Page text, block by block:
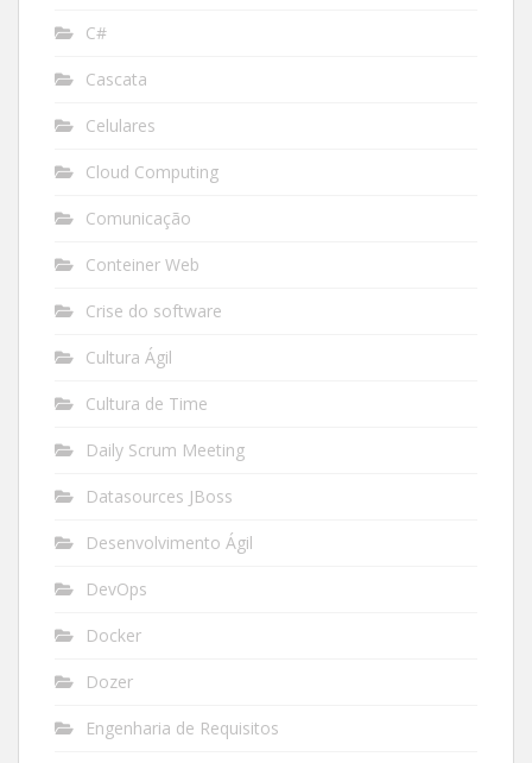
C#
Cascata
Celulares
Cloud Computing
Comunicação
Conteiner Web
Crise do software
Cultura Ágil
Cultura de Time
Daily Scrum Meeting
Datasources JBoss
Desenvolvimento Ágil
DevOps
Docker
Dozer
Engenharia de Requisitos